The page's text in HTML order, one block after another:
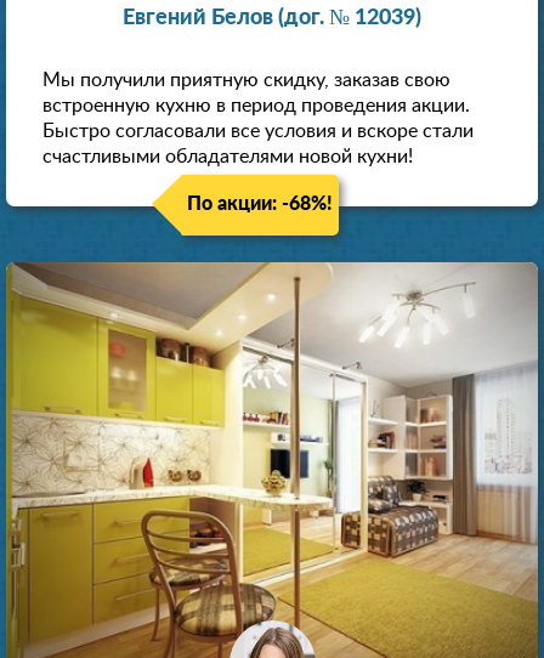
Евгений Белов (дог. № 12039)
Мы получили приятную скидку, заказав свою
встроенную кухню в период проведения акции.
Быстро согласовали все условия и вскоре стали
счастливыми обладателями новой кухни!
По акции: -68%!